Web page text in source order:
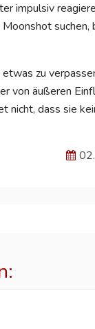
impulsiv
suchen,
zu
von äußeren
dass sie